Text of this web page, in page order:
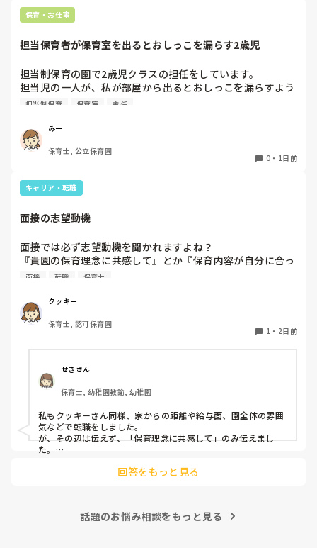
自転車通勤ですが、それも、膝や太ももに痛みが来始めまし
た。
今は８月。
家でもやることはあります。
日常生活すら支障をきたすほどになりました。
椅子に座って作業をすれば？
と、園で言われました。
なので、子ども椅子程度の高さの踏み台に座って、試してみ
ただじっと座っていても、5分も座ればお尻に痛みがきま
す。
この高さの作業だと意外に、
なること多いことに気づきました。
その度にあちらこちらに痛みが来て
立ち上がる時には、膝や太ももが固まり痛みが……
腰痛、膝痛お持ちの方は、どの程度の痛みで働かれているの
でしょうか。
出産等で、幾度か開腹手術をしましたが、翌日には歩けまし
たし…
今回は、今少し治まっている痛みがぶり返したどうしようと
いう思いもあり、ちょっと無理かも…と思い始めています。
まだ急性期ということと、昔、夫が腰を痛めてすぐに整骨院
に行ってより酷くなって帰ってきたことがあり、怖くて行け
保育・お仕事
担当保育者が保育室を出るとおしっこを漏らす2歳児
担当制保育の園で2歳児クラスの担任をしています。
担当児の一人が、私が部屋から出るとおしっこを漏らすよう
になりました。
4月から私への執着が強かったのですが、特に寝かしつけの
時に私がそばに行かないと繰り返し大きい声で呼んだり私が
寝かしつけしている子にちょっかいを出したり、何回もトイ
もしばしば…
パンツで寝れる子が増えてきて、寝かしつけの時にトイレに
うとするとその子も行きたがります。
ので、その子には待っててねといい外に出ていました。今日
はそれで2回漏らしています。
2回目は私は見ていないのですが、かなり微量だったそう
しているように見えると言われました。
日頃からそのことの関わりはしっかり持てるように意識はし
ていますが…
担当制保育 保育室 主任
みー
保育士, 公立保育園
0 ・ 1日前
キャリア・転職
面接の志望動機
面接では必ず志望動機を聞かれますよね？
『貴園の保育理念に共感して』とか『保育内容が自分に合っ
てると思いました』等々が多いかと思いますが、実際はどう
私自身、園の雰囲気とか園の規模、保育内容は勘案しますが
正直なところ、家から通いやすいか、給与はどうか…という
ところに重きを置いています
皆さんは、志望動機をどのように答えていますか？また、本
音はどうですか？
面接 転職 保育士
クッキー
保育士, 認可保育園
1 ・ 2日前
せきさん
保育士, 幼稚園教諭, 幼稚園
私もクッキーさん同様、家からの距離や給与面、園全体の雰囲
気などで転職をしました。
が、その辺は伝えず、「保育理念に共感して」のみ伝えまし
た。
回答をもっと見る
話題のお悩み相談をもっと見る